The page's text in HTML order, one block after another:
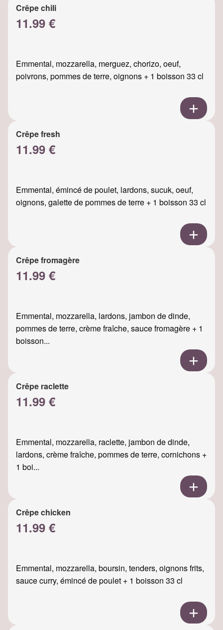
Crêpe chili
11.99 €
Emmental, mozzarella, merguez, chorizo, oeuf,
poivrons, pommes de terre, oignons + 1 boisson 33 cl
Crêpe fresh
11.99 €
Emmental, émincé de poulet, lardons, sucuk, oeuf,
oignons, galette de pommes de terre + 1 boisson 33 cl
Crêpe fromagère
11.99 €
Emmental, mozzarella, lardons, jambon de dinde,
pommes de terre, crème fraîche, sauce fromagère + 1
boisson...
Crêpe raclette
11.99 €
Emmental, mozzarella, raclette, jambon de dinde,
lardons, crème fraîche, pommes de terre, cornichons +
1 boi...
Crêpe chicken
11.99 €
Emmental, mozzarella, boursin, tenders, oignons frits,
sauce curry, émincé de poulet + 1 boisson 33 cl